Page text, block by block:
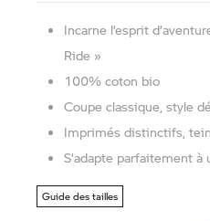
Incarne l’esprit
Ride »
100% coton bio
Coupe classique, style
Imprimés distinctifs,
S’adapte parfaitement
Guide des tailles